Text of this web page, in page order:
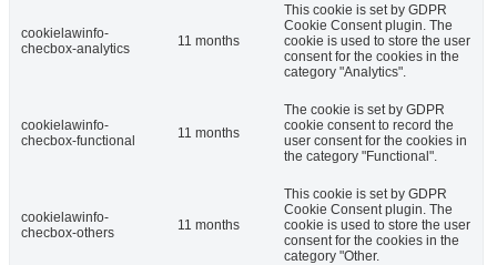
cookielawinfo-
checbox-analytics
11 months
This cookie is set by GDPR
Cookie Consent plugin. The
cookie is used to store the user
consent for the cookies in the
category "Analytics".
cookielawinfo-
checbox-functional
11 months
The cookie is set by GDPR
cookie consent to record the
user consent for the cookies in
the category "Functional".
cookielawinfo-
checbox-others
11 months
This cookie is set by GDPR
Cookie Consent plugin. The
cookie is used to store the user
consent for the cookies in the
category "Other.